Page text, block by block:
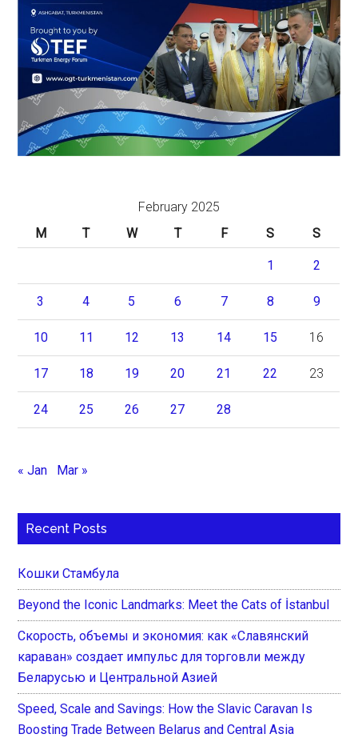
February 2025
M
T W T F S S
1 2
3 4 5 6 7 8 9
10 11 12 13 14 15 16
17 18 19 20 21 22 23
24 25 26 27 28
« Jan Mar »
Recent Posts
Кошки Стамбула
Beyond the Iconic Landmarks: Meet the Cats of İstanbul
Скорость, объемы и экономия: как «Славянский
караван» создает импульс для торговли между
Беларусью и Центральной Азией
Speed, Scale and Savings: How the Slavic Caravan Is
Boosting Trade Between Belarus and Central Asia